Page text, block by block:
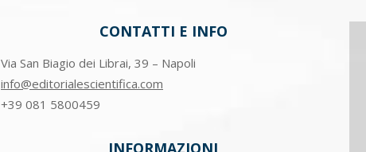
CONTATTI E INFO
Via San Biagio dei Librai, 39 – Napoli
info@editorialescientifica.com
+39 081 5800459
INFORMAZIONI